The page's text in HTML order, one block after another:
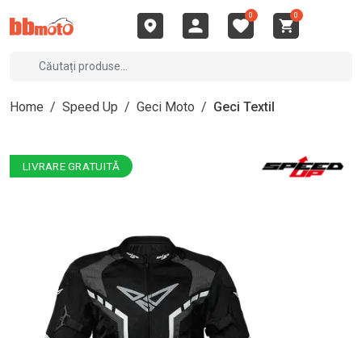
0 0
Home / Speed Up / Geci Moto / Geci Textil
LIVRARE GRATUITĂ